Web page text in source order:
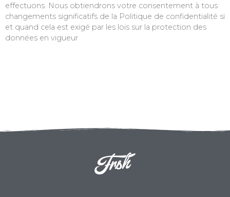
effectuons. Nous obtiendrons votre consentement à tous
changements significatifs de la Politique de confidentialité si
et quand cela est exigé par les lois sur la protection des
données en vigueur